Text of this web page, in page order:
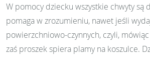
W pomocy dziecku wszystkie chwyty są
pomaga w zrozumieniu, nawet jeśli
powierzchniowo-czynnych, czyli,
zaś proszek spiera plamy na koszulce.